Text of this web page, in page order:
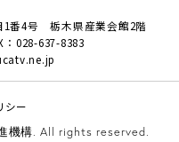
1番4号 栃木県産業会館2階
：028-637-8383
シー
機構. All rights reserved.